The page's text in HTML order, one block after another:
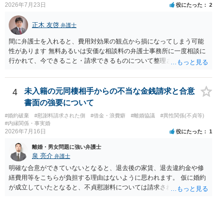
2026年7月23日 役にたった 2
正木 友啓 弁護士
間に弁護士を入れると、費用対効果の観点から損になってしまう可能
性があります 無料あるいは安価な相談料の弁護士事務所に一度相談に
行かれて、今できること・請求できるものについて整理されるのがよ
4
未入籍の元同棲相手からの不当な金銭請求と合意
書面の強要について
#婚約破棄 #慰謝料請求された側 #借金・浪費癖 #離婚協議
#異性関係(不貞等)
#内縁関係・事実婚
2026年7月16日 役にたった 1
離婚・男女問題に強い弁護士
泉 亮介 弁護士
明確な合意ができていないとなると、退去後の家賃、退去違約金や修
繕費用等をこちらが負担する理由はないように思われます。 仮に婚約
が成立していたとなると、不貞慰謝料については請求される可能性が